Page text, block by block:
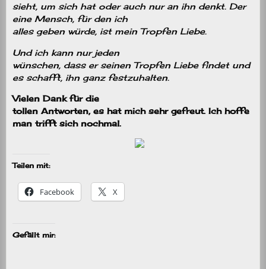
sieht, um sich hat oder auch nur an ihn denkt. Der
eine Mensch, für den ich
alles geben würde, ist mein Tropfen Liebe.
Und ich kann nur jeden
wünschen, dass er seinen Tropfen Liebe findet und
es schafft, ihn ganz festzuhalten.
Vielen Dank für die
tollen Antworten, es hat mich sehr gefreut. Ich hoffe
man trifft sich nochmal.
Teilen mit:
Facebook X
Gefällt mir: